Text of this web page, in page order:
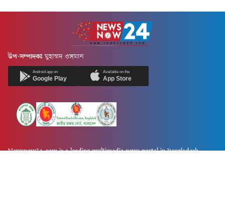
উপ-সম্পাদকঃ মুহাম্মদ ওসমান
Android app on
Google Play
Available on the
App Store
Newsnow24.com is a leading multimedia news portal in Bangladesh.